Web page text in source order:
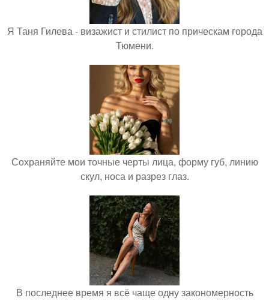
Я Таня Гилева - визажист и стилист по прическам города
Тюмени.
Сохраняйте мои точные черты лица, форму губ, линию
скул, носа и разрез глаз.
В последнее время я всё чаще одну закономерность